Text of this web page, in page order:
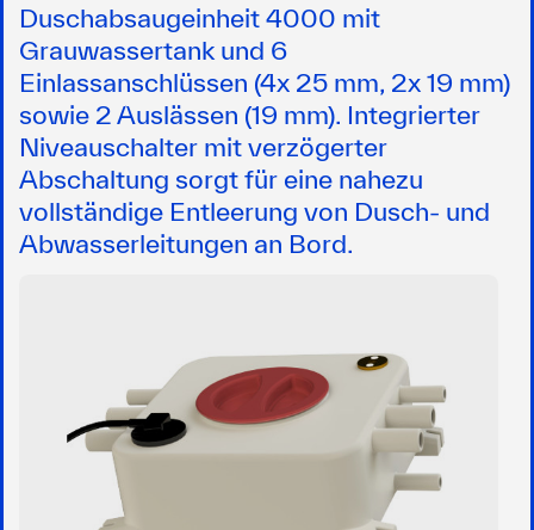
Duschabsaugeinheit 4000 mit
Grauwassertank und 6
Einlassanschlüssen (4x 25 mm, 2x 19 mm)
sowie 2 Auslässen (19 mm). Integrierter
Niveauschalter mit verzögerter
Abschaltung sorgt für eine nahezu
vollständige Entleerung von Dusch- und
Abwasserleitungen an Bord.